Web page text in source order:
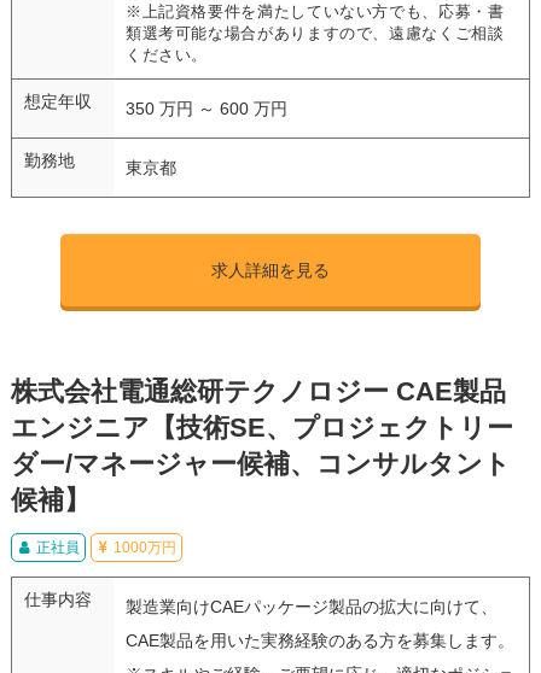
※上記資格要件を満たしていない方でも、応募・書
類選考可能な場合がありますので、遠慮なくご相談
ください。
想定年収 350 万円 ～ 600 万円
勤務地 東京都
求人詳細を見る
株式会社電通総研テクノロジー CAE製品
エンジニア【技術SE、プロジェクトリー
ダー/マネージャー候補、コンサルタント
候補】
正社員 1000万円
仕事内容
製造業向けCAEパッケージ製品の拡大に向けて、
CAE製品を用いた実務経験のある方を募集します。